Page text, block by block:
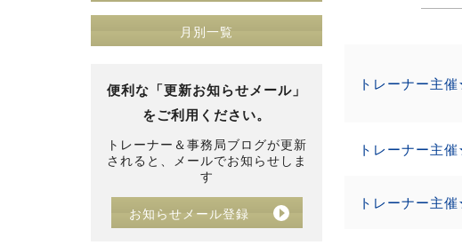
月別一覧
便利な「更新お知らせメール」
をご利用ください。
トレーナー＆事務局ブログが更新
されると、メールでお知らせしま
す
お知らせメール登録
トレーナー主